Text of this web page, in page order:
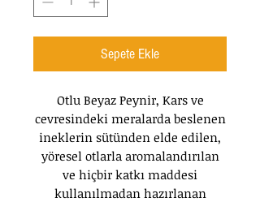
Sepete Ekle
Otlu Beyaz Peynir, Kars ve
cevresindeki meralarda beslenen
ineklerin sütünden elde edilen,
yöresel otlarla aromalandırılan
ve hiçbir katkı maddesi
kullanılmadan hazırlanan